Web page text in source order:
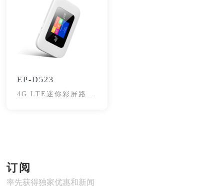
EP-D523
4G LTE迷你彩屏路由
订阅
率先获得独家优惠和新闻